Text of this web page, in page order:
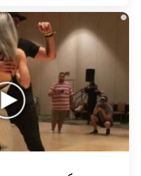
i